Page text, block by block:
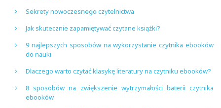
Sekrety nowoczesnego czytelnictwa
Jak skutecznie zapamiętywać czytane książki?
9 najlepszych sposobów na wykorzystanie czytnika ebooków
do nauki
Dlaczego warto czytać klasykę literatury na czytniku ebooków?
8 sposobów na zwiększenie wytrzymałości baterii czytnika
ebooków